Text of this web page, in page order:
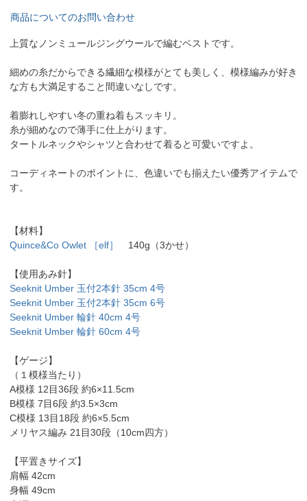
商品についてのお問い合わせ
上質なノンミュールジングウールで編むベストです。
細めの糸だからできる繊細な模様がとても美しく、模様編みが好き
な方も大満足すること間違いなしです。
着膨れしやすい冬の重ね着もスッキリ。
糸が細めなので薄手に仕上がります。
タートルネックやシャツと合わせて着ると可愛いですよ。
コーディネートのポイントに、色違いでも揃えたい優秀アイテムで
す。
【材料】
Quince&Co Owlet ［elf］
140g（3かせ）
【使用あみ針】
Seeknit Umber 玉付2本針 35cm 4号
Seeknit Umber 玉付2本針 35cm 6号
Seeknit Umber 輪針 40cm 4号
Seeknit Umber 輪針 60cm 4号
【ゲージ】
（１模様当たり）
A模様 12目36段 約6×11.5cm
B模様 7目6段 約3.5×3cm
C模様 13目18段 約6×5.5cm
メリヤス編み 21目30段（10cm四方）
【平置きサイズ】
肩幅 42cm
身幅 49cm